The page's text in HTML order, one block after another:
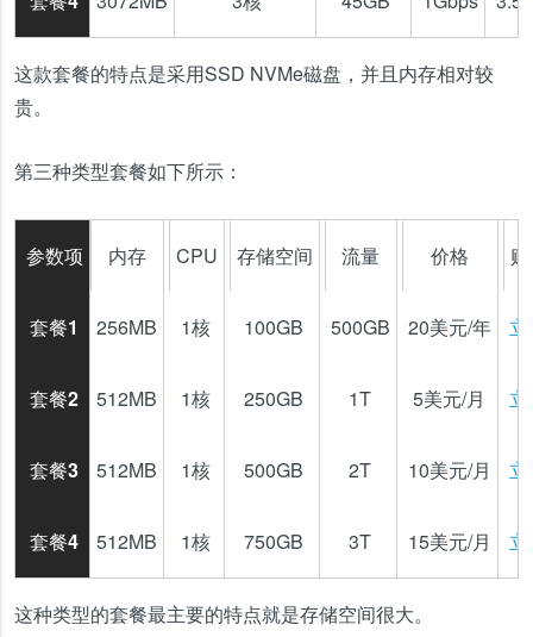
这款套餐的特点是采用SSD NVMe磁盘，并且内存相对较
贵。
第三种类型套餐如下所示：
参数项
套餐1
套餐2
套餐3
套餐4
内存
256MB
512MB
512MB
512MB
CPU
1核
1核
1核
1核
存储空间
100GB
250GB
500GB
750GB
流量
500GB
1T
2T
3T
价格
20美元/年
5美元/月
10美元/月
15美元/月
这种类型的套餐最主要的特点就是存储空间很大。